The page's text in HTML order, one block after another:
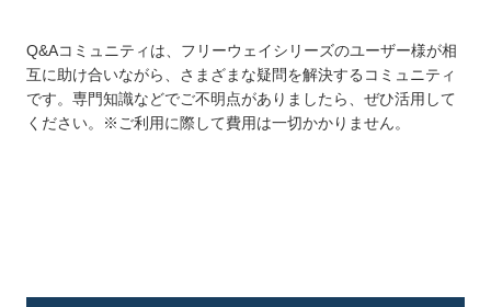
Q&Aコミュニティは、フリーウェイシリーズのユーザー様が相
互に助け合いながら、さまざまな疑問を解決するコミュニティ
です。専門知識などでご不明点がありましたら、ぜひ活用して
ください。※ご利用に際して費用は一切かかりません。